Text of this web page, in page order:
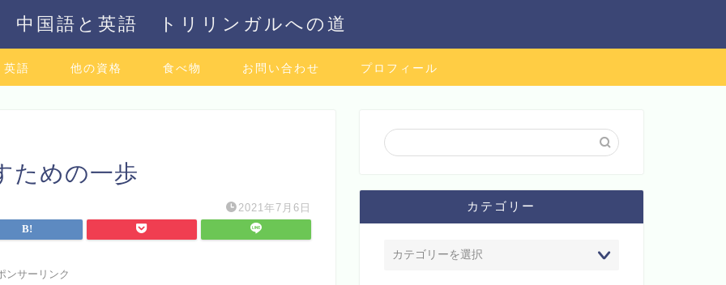
中国語と英語 トリリンガルへの道
英語 他の資格 食べ物 お問い合わせ プロフィール
ための一歩
2021年7月6日
ンサーリンク
カテゴリー